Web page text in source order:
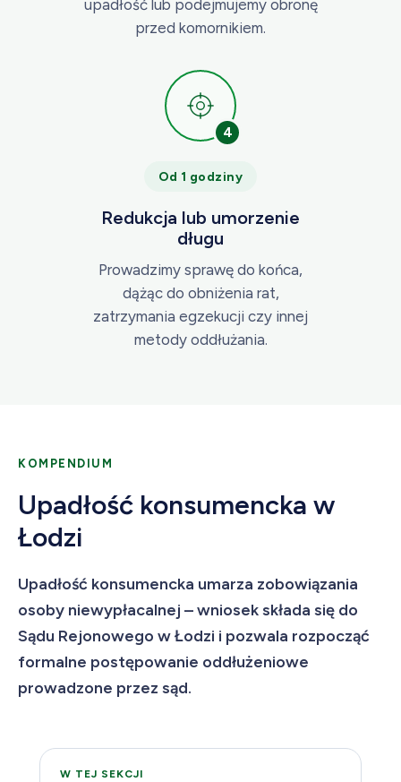
upadłość lub podejmujemy obronę
przed komornikiem.
4
Od 1 godziny
Redukcja lub umorzenie
długu
Prowadzimy sprawę do końca,
dążąc do obniżenia rat,
zatrzymania egzekucji czy innej
metody oddłużania.
KOMPENDIUM
Upadłość konsumencka w
Łodzi
Upadłość konsumencka umarza zobowiązania
osoby niewypłacalnej – wniosek składa się do
Sądu Rejonowego w Łodzi i pozwala rozpocząć
formalne postępowanie oddłużeniowe
prowadzone przez sąd.
W TEJ SEKCJI